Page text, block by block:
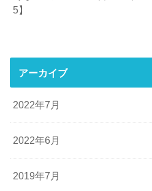
5】
アーカイブ
2022年7月
2022年6月
2019年7月